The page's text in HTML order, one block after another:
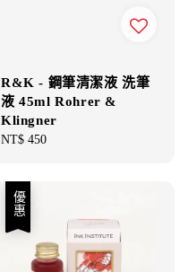
R&K - 鋼筆清潔液 洗筆
液 45ml Rohrer &
Klingner
Regular
NT$ 450
優惠